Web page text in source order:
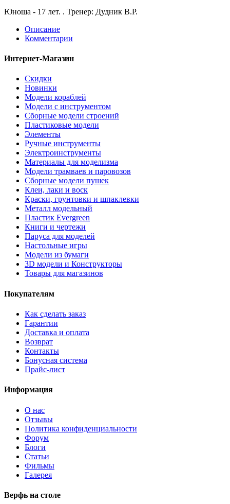
Юноша - 17 лет. . Тренер: Дудник В.Р.
Описание
Комментарии
Интернет-Магазин
Скидки
Новинки
Модели кораблей
Модели с инструментом
Сборные модели строений
Пластиковые модели
Элементы
Ручные инструменты
Электроинструменты
Материалы для моделизма
Модели трамваев и паровозов
Сборные модели пушек
Клеи, лаки и воск
Краски, грунтовки и шпаклевки
Металл модельный
Пластик Evergreen
Книги и чертежи
Паруса для моделей
Настольные игры
Модели из бумаги
3D модели и Конструкторы
Товары для магазинов
Покупателям
Как сделать заказ
Гарантии
Доставка и оплата
Возврат
Контакты
Бонусная система
Прайс-лист
Информация
О нас
Отзывы
Политика конфиденциальности
Форум
Блоги
Статьи
Фильмы
Галерея
Верфь на столе